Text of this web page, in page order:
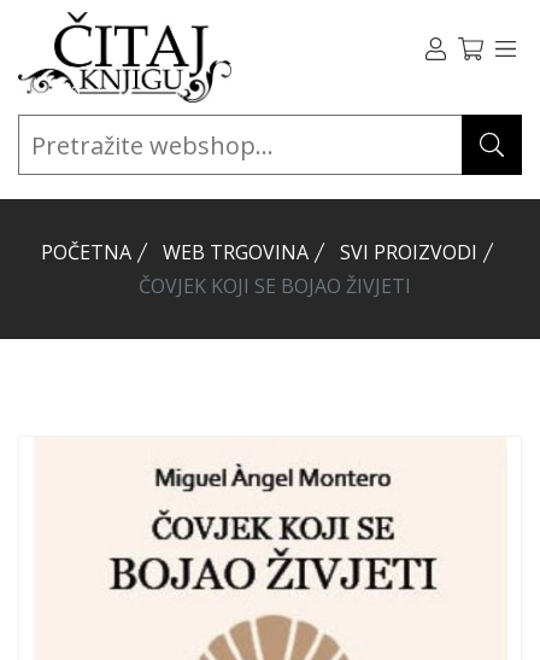
POČETNA WEB TRGOVINA
SVI PROIZVODI
ČOVJEK KOJI SE BOJAO ŽIVJETI